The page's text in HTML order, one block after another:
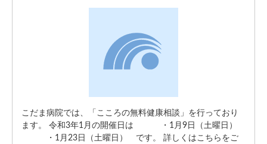
こだま病院では、「こころの無料健康相談」を行っており
ます。 令和3年1月の開催日は ・1月9日（土曜日）
・1月23日（土曜日） です。 詳しくはこちらをご